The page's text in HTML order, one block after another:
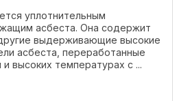
уплотнительным
асбеста. Она содержит
выдерживающие высокие
асбеста, переработанные
высоких температурах с ...